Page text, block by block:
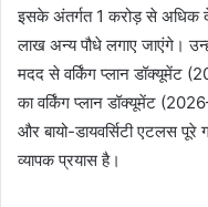
इसके अंतर्गत 1 करोड़ से अधिक
लाख अन्य पौधे लगाए जाएंगे।
मदद से वर्किंग प्लान डॉक्यूमेंट
का वर्किंग प्लान डॉक्यूमेंट
और बायो-डायवर्सिटी एटलस पूरे
व्यापक प्रयास है।